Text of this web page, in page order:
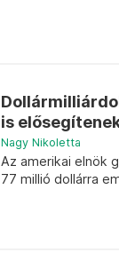
is
Nagy Nikoletta
Az amerikai elnök
77 millió dollárra